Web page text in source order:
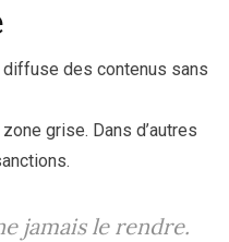
diffuse des contenus sans
grise. Dans d’autres
jamais le rendre.